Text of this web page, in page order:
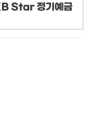
Star 정기예금